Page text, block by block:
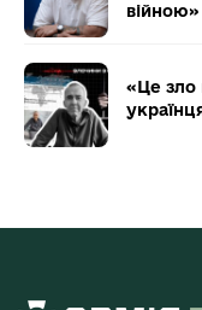
війною»
«Це зло